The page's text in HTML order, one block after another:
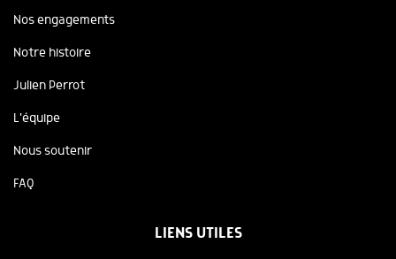
Nos engagements
Notre histoire
Julien Perrot
L'équipe
Nous soutenir
FAQ
LIENS UTILES